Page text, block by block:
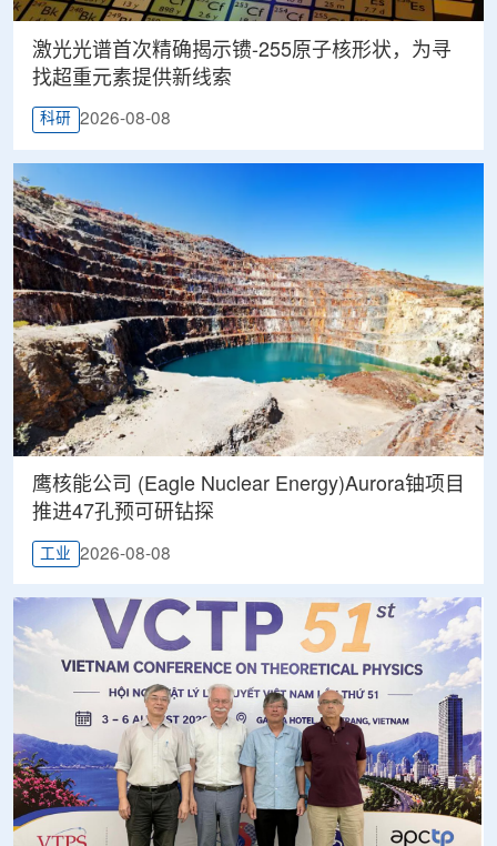
激光光谱首次精确揭示镄-255原子核形状，为寻
找超重元素提供新线索
科研 2026-08-08
鹰核能公司 (Eagle Nuclear Energy)Aurora铀项目
推进47孔预可研钻探
工业 2026-08-08